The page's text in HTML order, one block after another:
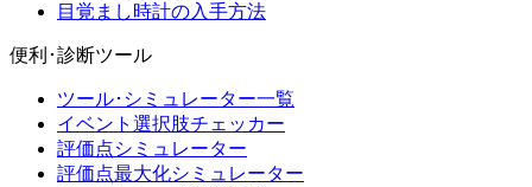
目覚まし時計の入手方法
便利･診断ツール
ツール･シミュレーター一覧
イベント選択肢チェッカー
評価点シミュレーター
評価点最大化シミュレーター